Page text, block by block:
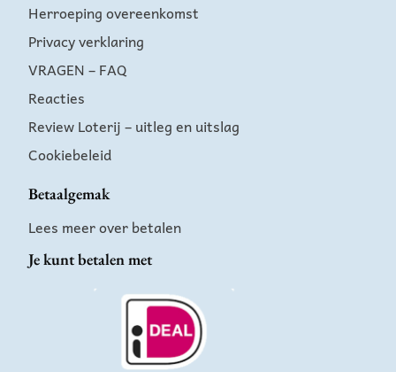
Herroeping overeenkomst
Privacy verklaring
VRAGEN – FAQ
Reacties
Review Loterij – uitleg en uitslag
Cookiebeleid
Betaalgemak
Lees meer over betalen
Je kunt betalen met